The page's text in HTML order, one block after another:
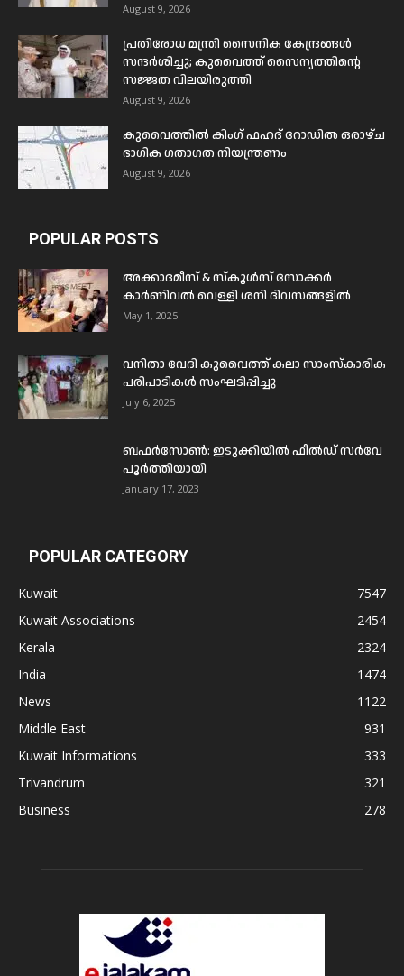
August 9, 2026
പ്രതിരോധ മന്ത്രി സൈനിക കേന്ദ്രങ്ങൾ
സന്ദർശിച്ചു; കുവൈത്ത് സൈന്യത്തിന്റെ
സജ്ജത വിലയിരുത്തി
August 9, 2026
കുവൈത്തിൽ കിംഗ് ഫഹദ് റോഡിൽ ഒരാഴ്ച
ഭാഗിക ഗതാഗത നിയന്ത്രണം
August 9, 2026
POPULAR POSTS
അക്കാദമീസ് & സ്കൂൾസ് സോക്കർ
കാർണിവൽ വെള്ളി ശനി ദിവസങ്ങളിൽ
May 1, 2025
വനിതാ വേദി കുവൈത്ത് കലാ സാംസ്കാരിക
പരിപാടികൾ സംഘടിപ്പിച്ചു
July 6, 2025
ബഫര്‍സോണ്‍: ഇടുക്കിയില്‍ ഫീല്‍ഡ് സര്‍വേ
പൂര്‍ത്തിയായി
January 17, 2023
POPULAR CATEGORY
Kuwait
7547
Kuwait Associations
2454
Kerala
2324
India
1474
News
1122
Middle East
931
Kuwait Informations
333
Trivandrum
321
Business
278